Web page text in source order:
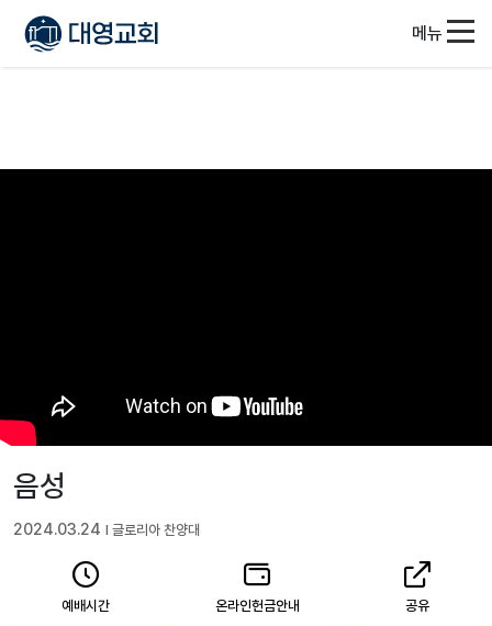
메뉴
음성
2024.03.24 l 글로리아 찬양대
예배시간 온라인헌금안내 공유